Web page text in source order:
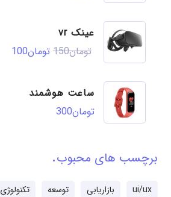
عینک vr
تومان150 تومان100
ساعت هوشمند
تومان300
برچسب های محبوب
ui/ux بازاریابی توسعه تکنولوژی